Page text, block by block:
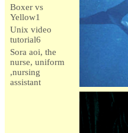
Boxer vs
Yellow1
Unix video
tutorial6
Sora aoi, the
nurse, uniform
,nursing
assistant